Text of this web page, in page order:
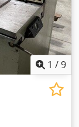
1 /9